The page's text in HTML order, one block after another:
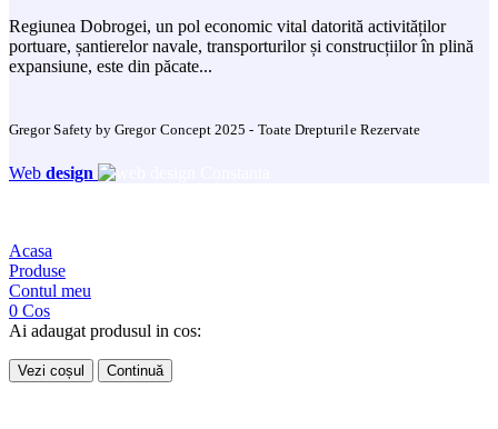
Regiunea Dobrogei, un pol economic vital datorită activităților
portuare, șantierelor navale, transporturilor și construcțiilor în plină
expansiune, este din păcate...
Gregor Safety by Gregor Concept 2025 - Toate Drepturile Rezervate
Web design
Acasa
Produse
Contul meu
0 Cos
Ai adaugat produsul in cos:
Vezi coșul Continuă